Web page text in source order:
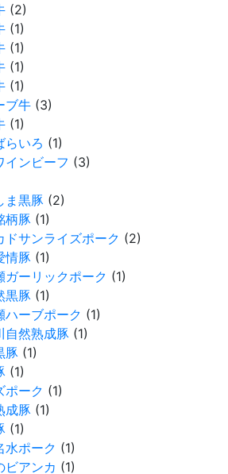
(2)
(1)
(1)
(1)
(1)
ブ牛 (3)
(1)
らいろ (1)
インビーフ (3)
ま黒豚 (2)
柄豚 (1)
ドサンライズポーク (2)
情豚 (1)
ガーリックポーク (1)
黒豚 (1)
ハーブポーク (1)
自然熟成豚 (1)
豚 (1)
(1)
ポーク (1)
成豚 (1)
(1)
水ポーク (1)
ビアンカ (1)